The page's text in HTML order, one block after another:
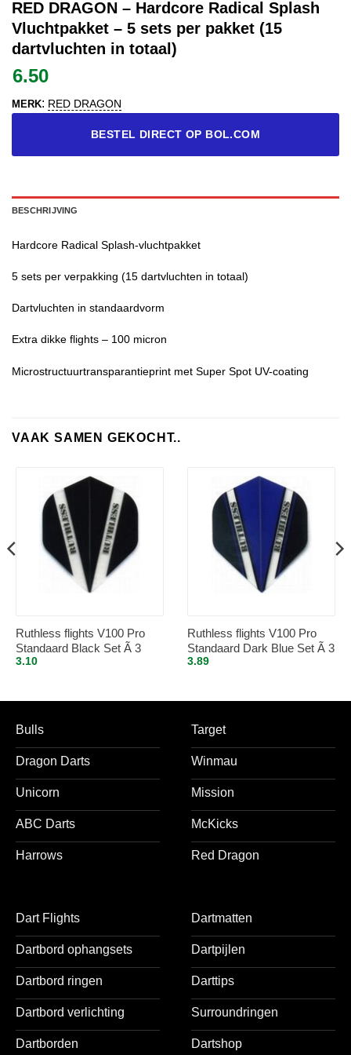
RED DRAGON – Hardcore Radical Splash
Vluchtpakket – 5 sets per pakket (15
dartvluchten in totaal)
6.50
MERK: RED DRAGON
BESTEL DIRECT OP BOL.COM
BESCHRIJVING
Hardcore Radical Splash-vluchtpakket
5 sets per verpakking (15 dartvluchten in totaal)
Dartvluchten in standaardvorm
Extra dikke flights – 100 micron
Microstructuurtransparantieprint met Super Spot UV-coating
VAAK SAMEN GEKOCHT..
Ruthless flights V100 Pro
Standaard Black Set Ã 3
stuks
3.10
Ruthless flights V100 Pro
Standaard Dark Blue Set Ã 3
stuks
3.89
Bulls
Dragon Darts
Unicorn
ABC Darts
Harrows
Target
Winmau
Mission
McKicks
Red Dragon
Dart Flights
Dartbord ophangsets
Dartbord ringen
Dartbord verlichting
Dartborden
Dartmatten
Dartpijlen
Darttips
Surroundringen
Dartshop